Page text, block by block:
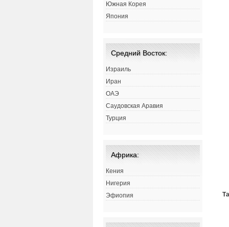
Южная Корея
Япония
Средний Восток:
Израиль
Иран
ОАЭ
Саудовская Аравия
Турция
Африка:
Кения
Нигерия
Эфиопия